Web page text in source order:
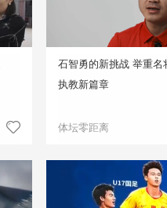
石智勇的新挑战 举重名
执教新篇章
体坛零距离